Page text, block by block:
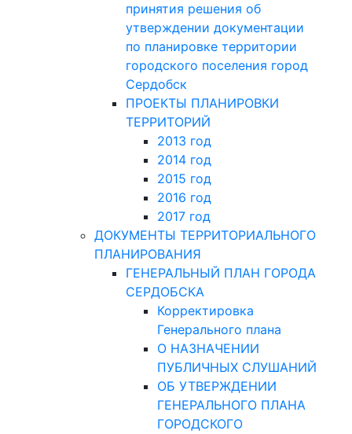
принятия решения об
утверждении документации
по планировке территории
городского поселения город
Сердобск
ПРОЕКТЫ ПЛАНИРОВКИ
ТЕРРИТОРИЙ
2013 год
2014 год
2015 год
2016 год
2017 год
ДОКУМЕНТЫ ТЕРРИТОРИАЛЬНОГО
ПЛАНИРОВАНИЯ
ГЕНЕРАЛЬНЫЙ ПЛАН ГОРОДА
СЕРДОБСКА
Корректировка
Генерального плана
О НАЗНАЧЕНИИ
ПУБЛИЧНЫХ СЛУШАНИЙ
ОБ УТВЕРЖДЕНИИ
ГЕНЕРАЛЬНОГО ПЛАНА
ГОРОДСКОГО